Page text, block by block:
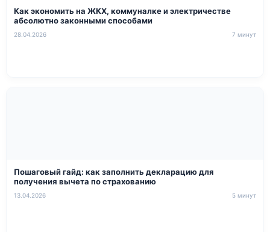
Как экономить на ЖКХ, коммуналке и электричестве
абсолютно законными способами
28.04.2026 7 минут
Пошаговый гайд: как заполнить декларацию для
получения вычета по страхованию
13.04.2026 5 минут